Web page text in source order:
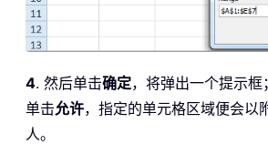
    xFormat
=
Excel8
    xFile
= ".xlsb"
    xFormat
=
End
Select
4. 然后单击确定，将弹出一个提示框
单击允许，指定的单元格区域便会以
人。